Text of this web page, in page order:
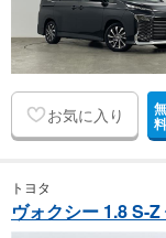
お気に入り 無
料
トヨタ
ヴォクシー 1.8 S-